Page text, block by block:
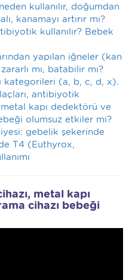
kullanılır, doğumdan
kanamayı artırır mı?
kullanılır? Bebek
yapılan iğneler (kan
mı, batabilir mı?
kategorileri (a, b, c, d, x).
antibiyotik
kapı dedektörü ve
olumsuz etkiler mi?
gebelik şekerinde
T4 (Euthyrox,
metal kapı
cihazı bebeği